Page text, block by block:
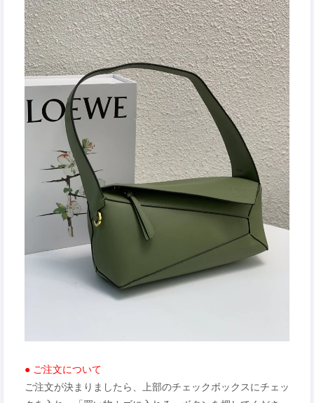
● ご注文について
ご注文が決まりましたら、上部のチェックボックスにチェッ